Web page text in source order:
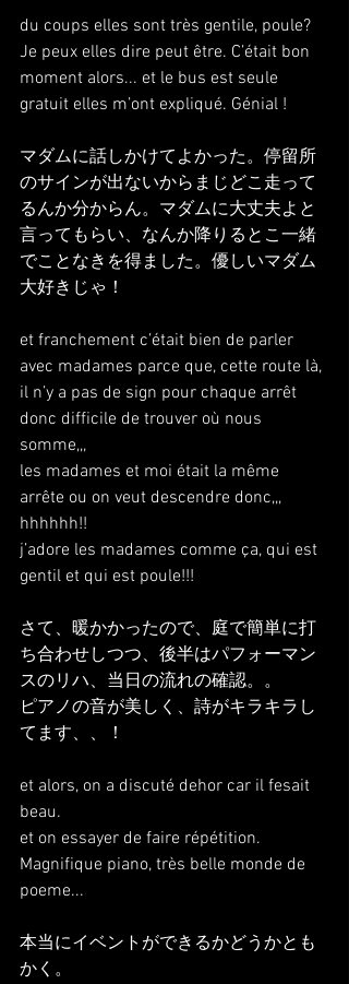
du coups elles sont très gentile, poule?
Je peux elles dire peut être. C’était bon
moment alors... et le bus est seule
gratuit elles m’ont expliqué. Génial !
マダムに話しかけてよかった。停留所
のサインが出ないからまじどこ走って
るんか分からん。マダムに大丈夫よと
言ってもらい、なんか降りるとこ一緒
でことなきを得ました。優しいマダム
大好きじゃ！
et franchement c’était bien de parler
avec madames parce que, cette route là,
il n’y a pas de sign pour chaque arrêt
donc difficile de trouver où nous
somme,,,
les madames et moi était la même
arrête ou on veut descendre donc,,,
hhhhhh!!
j’adore les madames comme ça, qui est
gentil et qui est poule!!!
さて、暖かかったので、庭で簡単に打
ち合わせしつつ、後半はパフォーマン
スのリハ、当日の流れの確認。。
ピアノの音が美しく、詩がキラキラし
てます、、！
et alors, on a discuté dehor car il fesait
beau.
et on essayer de faire répétition.
Magnifique piano, très belle monde de
poeme...
本当にイベントができるかどうかとも
かく。